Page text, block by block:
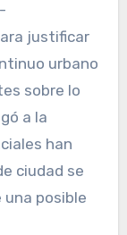
justificar
urbano
sobre lo
a la
han
ciudad se
posible